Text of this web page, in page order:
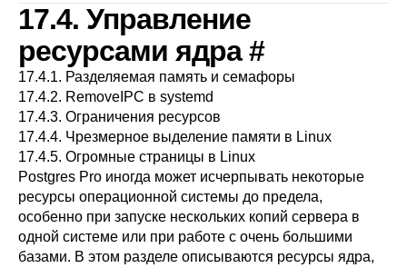
17.4. Управление
ресурсами ядра#
17.4.1. Разделяемая память и семафоры
17.4.2. RemoveIPC в systemd
17.4.3. Ограничения ресурсов
17.4.4. Чрезмерное выделение памяти в Linux
17.4.5. Огромные страницы в Linux
Postgres Pro иногда может исчерпывать некоторые
ресурсы операционной системы до предела,
особенно при запуске нескольких копий сервера в
одной системе или при работе с очень большими
базами. В этом разделе описываются ресурсы ядра,